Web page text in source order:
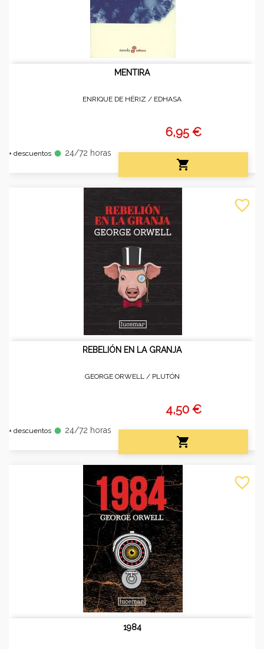
MENTIRA
ENRIQUE DE HÉRIZ / EDHASA
+ descuentos fiber_manual_record 24/72 horas
6,95 €

REBELIÓN EN LA GRANJA
GEORGE ORWELL / PLUTÓN
+ descuentos fiber_manual_record 24/72 horas
4,50 €

favorite_border
1984
favorite_border